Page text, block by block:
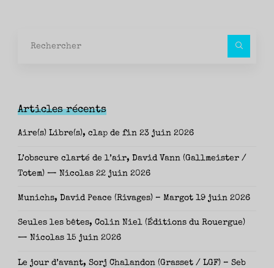
Articles récents
Aire(s) Libre(s), clap de fin 23 juin 2026
L’obscure clarté de l’air, David Vann (Gallmeister /
Totem) — Nicolas 22 juin 2026
Munichs, David Peace (Rivages) – Margot 19 juin 2026
Seules les bêtes, Colin Niel (Éditions du Rouergue)
— Nicolas 15 juin 2026
Le jour d’avant, Sorj Chalandon (Grasset / LGF) – Seb